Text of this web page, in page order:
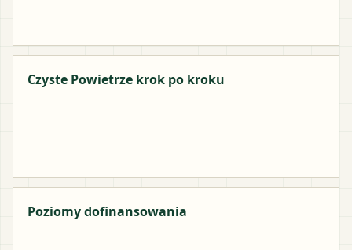
Czyste Powietrze krok po kroku
Poziomy dofinansowania